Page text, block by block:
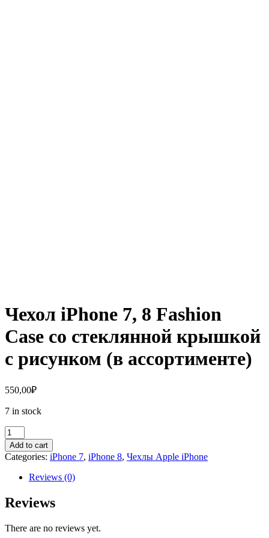
Чехол iPhone 7, 8 Fashion
Case со стеклянной крышкой
с рисунком (в ассортименте)
550,00₽
7 in stock
Чехол
iPhone
7,
8
Fashion
со
стеклянной
с
Add to cart
Categories: iPhone 7, iPhone 8, Чехлы Apple iPhone
Reviews (0)
Reviews
There are no reviews yet.